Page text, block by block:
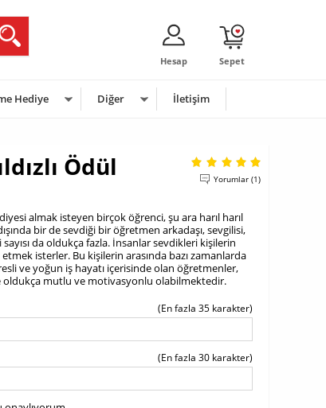
Sepet
Hesap
Hediye Diğer İletişim
Ödül Yorumlar (1)
almak isteyen birçok öğrenci, şu ara harıl harıl
bir de sevdiği bir öğretmen arkadaşı, sevgilisi,
da oldukça fazla. İnsanlar sevdikleri kişilerin
isterler. Bu kişilerin arasında bazı zamanlarda
ve yoğun iş hayatı içerisinde olan öğretmenler,
oldukça mutlu ve motivasyonlu olabilmektedir.
(En fazla 35 karakter)
(En fazla 30 karakter)